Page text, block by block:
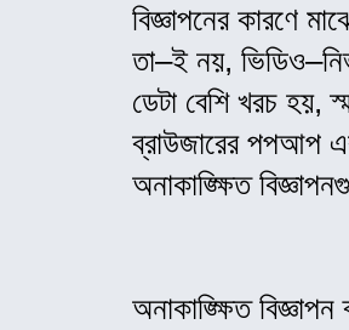
বিজ্ঞাপনের কারণে
তা–ই নয়,
ডেটা বেশি খরচ হয়,
ব্রাউজারের পপআপ
অনাকাঙ্ক্ষিত
অনাকাঙ্ক্ষিত